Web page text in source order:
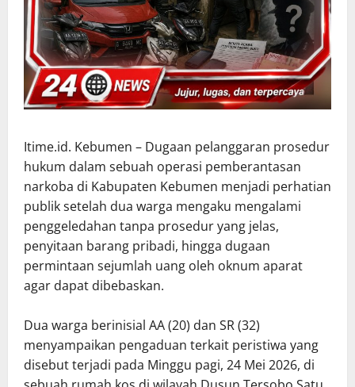
Itime.id. Kebumen – Dugaan pelanggaran prosedur
hukum dalam sebuah operasi pemberantasan
narkoba di Kabupaten Kebumen menjadi perhatian
publik setelah dua warga mengaku mengalami
penggeledahan tanpa prosedur yang jelas,
penyitaan barang pribadi, hingga dugaan
permintaan sejumlah uang oleh oknum aparat
agar dapat dibebaskan.
Dua warga berinisial AA (20) dan SR (32)
menyampaikan pengaduan terkait peristiwa yang
disebut terjadi pada Minggu pagi, 24 Mei 2026, di